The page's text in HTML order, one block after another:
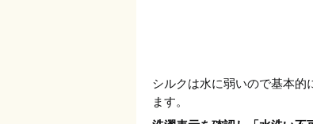
シルクは水に弱いので基本的
ます。